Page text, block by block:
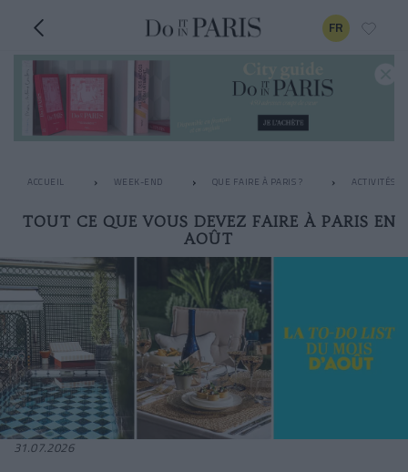
FR
ACCUEIL WEEK-END QUE FAIRE À PARIS ? ACTIVITÉS
TOUT CE QUE VOUS DEVEZ FAIRE À PARIS EN
AOÛT
31.07.2026